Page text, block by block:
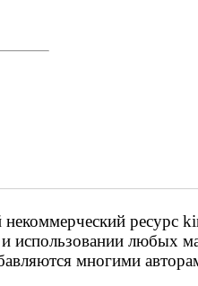
ресурс
использовании любых
многими